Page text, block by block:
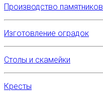
Производство памятников
Изготовление оградок
Столы и скамейки
Кресты